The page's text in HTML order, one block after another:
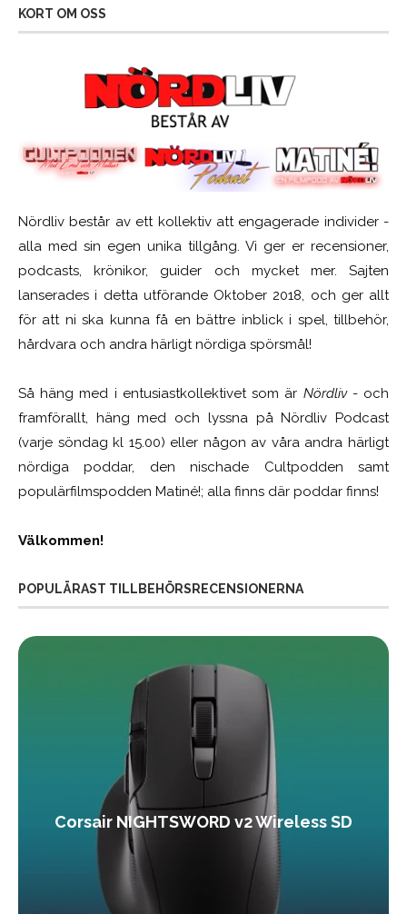
KORT OM OSS
Nördliv består av ett kollektiv att engagerade individer -
alla med sin egen unika tillgång. Vi ger er recensioner,
podcasts, krönikor, guider och mycket mer. Sajten
lanserades i detta utförande Oktober 2018, och ger allt
för att ni ska kunna få en bättre inblick i spel, tillbehör,
hårdvara och andra härligt nördiga spörsmål!
Så häng med i entusiastkollektivet som är Nördliv- och
framförallt, häng med och lyssna på Nördliv Podcast
(varje söndag kl 15.00) eller någon av våra andra härligt
nördiga poddar, den nischade Cultpodden samt
populärfilmspodden Matiné!; alla finns där poddar finns!
Välkommen!
POPULÄRAST TILLBEHÖRSRECENSIONERNA
Corsair NIGHTSWORD v2 Wireless SD